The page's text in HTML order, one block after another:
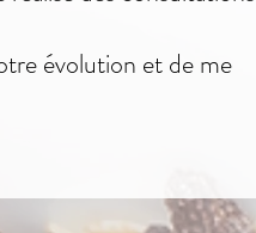
évolution et de me